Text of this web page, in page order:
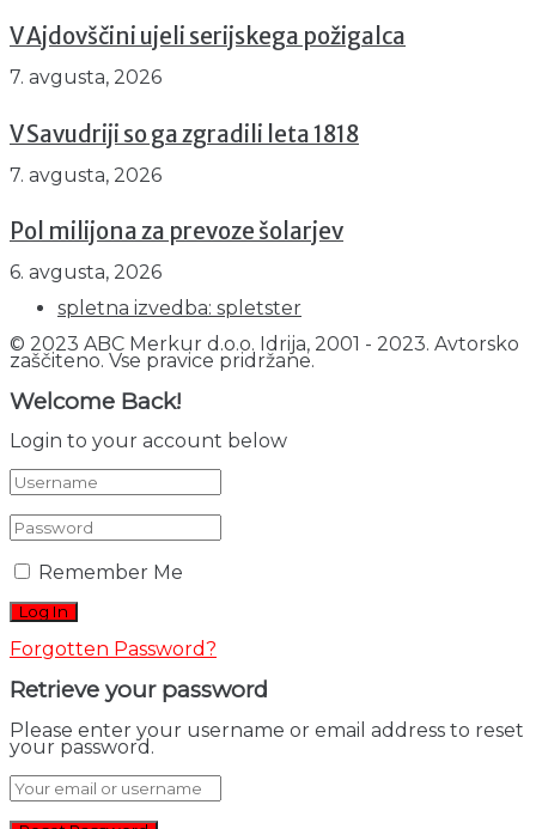
V Ajdovščini ujeli serijskega požigalca
7. avgusta, 2026
V Savudriji so ga zgradili leta 1818
7. avgusta, 2026
Pol milijona za prevoze šolarjev
6. avgusta, 2026
spletna izvedba: spletster
© 2023 ABC Merkur d.o.o. Idrija, 2001 - 2023. Avtorsko
zaščiteno. Vse pravice pridržane.
Welcome Back!
Login to your account below
Remember Me
Forgotten Password?
Retrieve your password
Please enter your username or email address to reset
your password.